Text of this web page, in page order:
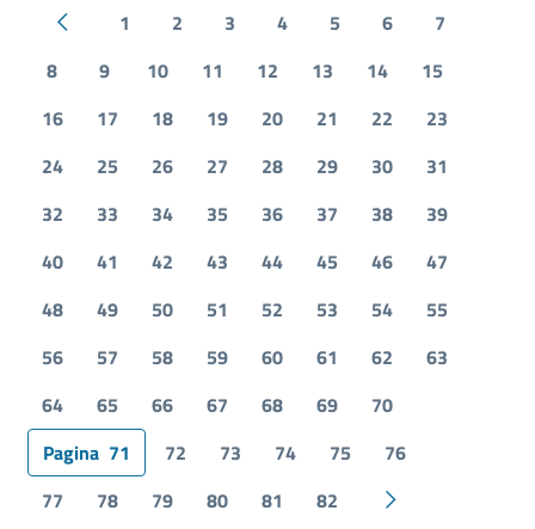
Pagina precedente
1 2 3 4 5 6
7
8
9 10 11 12 13 14
15
16
17 18 19 20 21 22
23
24
25 26 27 28 29 30
31
32
33 34 35 36 37 38
39
40
41 42 43 44 45 46
47
48
49 50 51 52 53 54
55
56
57 58 59 60 61 62
63
64
65 66 67 68 69
70
Pagina 71 72 73 74 75
76
77
78 79 80 81 82 Pagina